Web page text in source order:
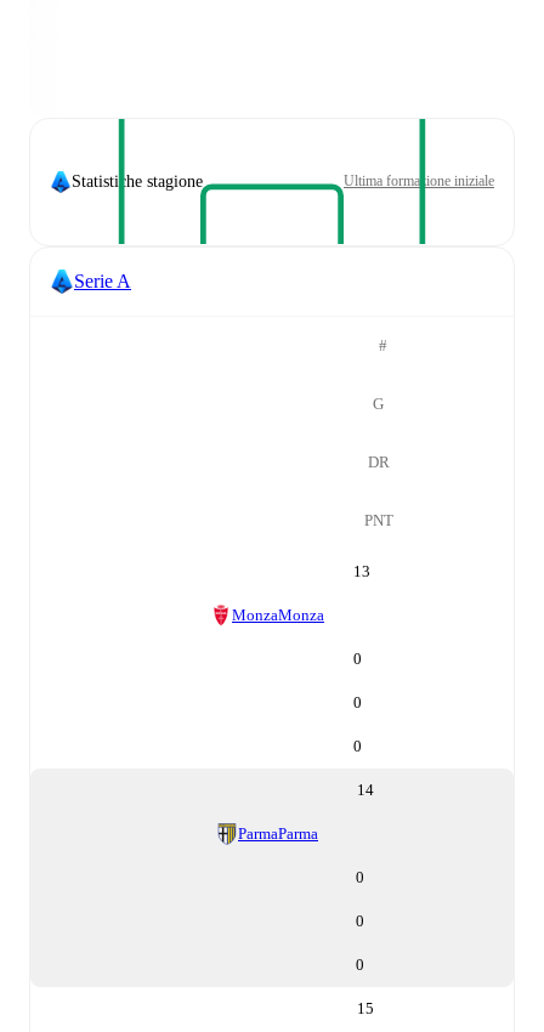
Statistiche stagione Ultima formazione iniziale
Serie A
#
G
DR
PNT
13
MonzaMonza
0
0
0
14
ParmaParma
0
0
0
15